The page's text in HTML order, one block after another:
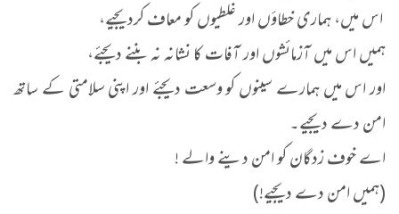
اس میں، ہماری خطاؤں اور غلطیوں کو معاف کردیجیے،
ہمیں اس میں آزمائشوں اور آفات کا نشانہ نہ بننے دیجئے،
اور اس میں ہمارے سینوں کو وسعت دیجئے اور اپنی سلامتی کے ساتھ
امن دے دیجیے۔
اے خوف زدگان کو امن دینے والے !
(ہمیں امن دے دیجیے!)